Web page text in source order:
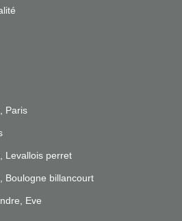
Paris
Levallois perret
Boulogne billancourt
Eve